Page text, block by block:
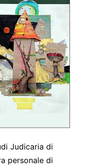
Judicaria di
personale di